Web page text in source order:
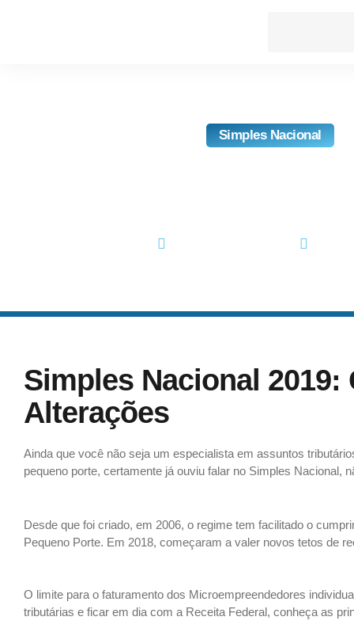
Simples Nacional
Simples Nacional
Alterações
Ainda que você não seja um especialista em assuntos
pequeno porte, certamente já ouviu falar no Simples Nacional,
Desde que foi criado, em 2006, o regime tem facilitado o
Pequeno Porte. Em 2018, começaram a valer novos tetos de
O limite para o faturamento dos Microempreendedores
tributárias e ficar em dia com a Receita Federal, conheça as